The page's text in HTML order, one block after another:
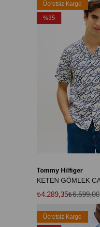
Tommy Hilfiger
₺4.289,35₺6.599,00
Ücretsiz Kargo
%35
Ücretsiz Kargo